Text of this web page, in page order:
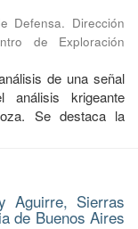
Defensa. Dirección
de Exploración
de una señal
análisis krigeante
Se destaca la
Aguirre, Sierras
de Buenos Aires